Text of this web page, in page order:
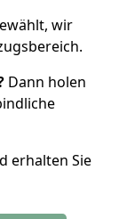
wir
Dann holen
erhalten Sie